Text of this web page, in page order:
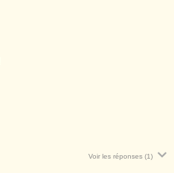
Voir les réponses (1)